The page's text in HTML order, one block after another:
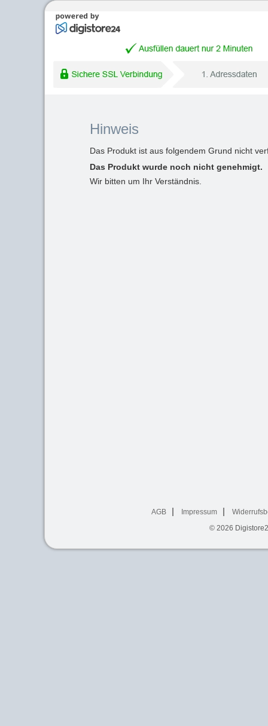
Hinweis
Das Produkt ist aus folgendem Grund nicht
Das Produkt wurde noch nicht genehmigt.
Wir bitten um Ihr Verständnis.
AGB Impressum
© 2026